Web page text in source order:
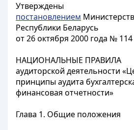
Утверждены
постановлением
Республики Беларусь
от 26 октября 2000 года № 114
НАЦИОНАЛЬНЫЕ ПРАВИЛА
аудиторской деятельности
принципы аудита
финансовая отчетности»
Глава 1. Общие положения